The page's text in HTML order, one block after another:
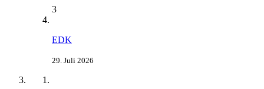
3
EDK
29. Juli 2026